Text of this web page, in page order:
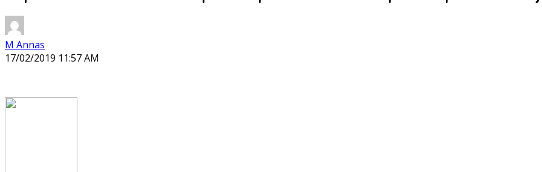
M Annas
17/02/2019 11:57 AM